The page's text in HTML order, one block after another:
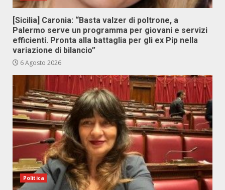
[Sicilia] Caronia: “Basta valzer di poltrone, a
Palermo serve un programma per giovani e servizi
efficienti. Pronta alla battaglia per gli ex Pip nella
variazione di bilancio”
6 Agosto 2026
Politica